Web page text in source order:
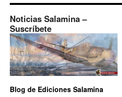
Noticias Salamina –
Suscríbete
Blog de Ediciones Salamina